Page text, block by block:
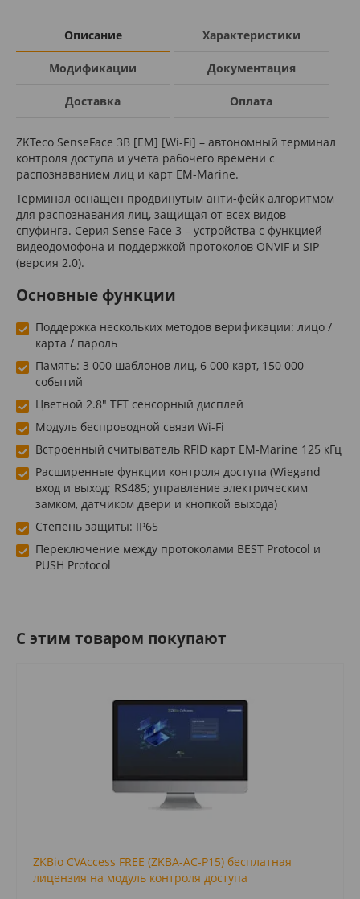
Описание Характеристики
Модификации Документация
Доставка Оплата
ZKTeco SenseFace 3B [EM] [Wi-Fi] – автономный терминал
контроля доступа и учета рабочего времени c
распознаванием лиц и карт EM-Marine.
Терминал оснащен продвинутым анти-фейк алгоритмом
для распознавания лиц, защищая от всех видов
спуфинга. Серия Sense Face 3 – устройства с функцией
видеодомофона и поддержкой протоколов ONVIF и SIP
(версия 2.0).
Основные функции
Поддержка нескольких методов верификации: лицо /
карта / пароль
Память: 3 000 шаблонов лиц, 6 000 карт, 150 000
событий
Цветной 2.8″ TFT сенсорный дисплей
Модуль беспроводной связи Wi-Fi
Встроенный считыватель RFID карт EM-Marine 125 кГц
Расширенные функции контроля доступа (Wiegand
вход и выход; RS485; управление электрическим
замком, датчиком двери и кнопкой выхода)
Степень защиты: IP65
Переключение между протоколами BEST Protocol и
PUSH Protocol
C этим товаром покупают
ZKBio CVAccess FREE (ZKBA-AC-P15) бесплатная
лицензия на модуль контроля доступа